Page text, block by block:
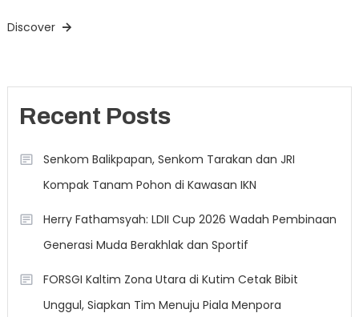
Discover
Recent Posts
Senkom Balikpapan, Senkom Tarakan dan JRI
Kompak Tanam Pohon di Kawasan IKN
Herry Fathamsyah: LDII Cup 2026 Wadah Pembinaan
Generasi Muda Berakhlak dan Sportif
FORSGI Kaltim Zona Utara di Kutim Cetak Bibit
Unggul, Siapkan Tim Menuju Piala Menpora